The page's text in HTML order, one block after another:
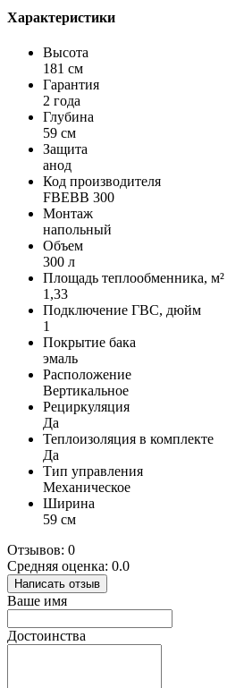
Характеристики
Высота
181 см
Гарантия
2 года
Глубина
59 см
Защита
анод
Код производителя
FBEBB 300
Монтаж
напольный
Объем
300 л
Площадь теплообменника, м²
1,33
Подключение ГВС, дюйм
1
Покрытие бака
эмаль
Расположение
Вертикальное
Рециркуляция
Да
Теплоизоляция в комплекте
Да
Тип управления
Механическое
Ширина
59 см
Отзывов: 0
Средняя оценка: 0.0
Написать отзыв
Ваше имя
Достоинства